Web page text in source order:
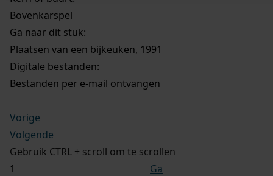
Bovenkarspel
Ga naar dit stuk:
Plaatsen van een bijkeuken, 1991
Digitale bestanden:
Bestanden per e-mail ontvangen
Vorige
Volgende
Gebruik CTRL + scroll om te scrollen
Ga